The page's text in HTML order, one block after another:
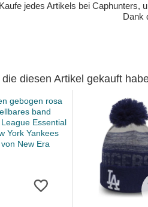
jedes Artikels bei Caphunters,
Dank
diesen Artikel gekauft